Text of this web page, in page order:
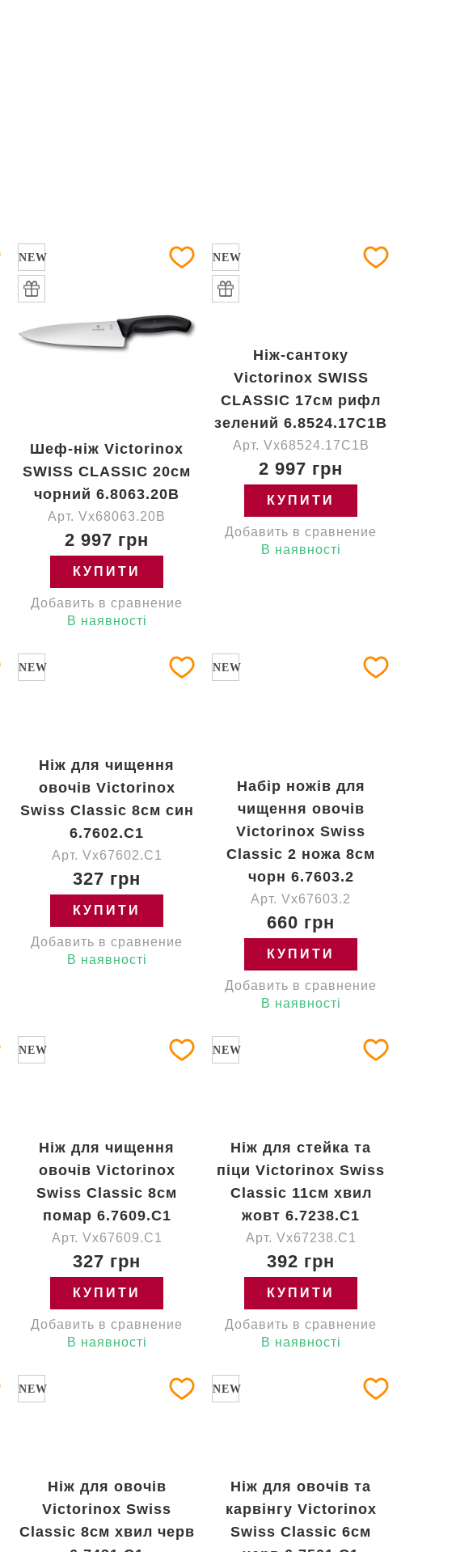
NEW
Шеф-ніж Victorinox
SWISS CLASSIC 20см
чорний 6.8063.20B
Арт. Vx68063.20B
2 997 грн
КУПИТИ
Добавить в сравнение
В наявності
NEW
Ніж-сантоку
Victorinox SWISS
CLASSIC 17см рифл
зелений 6.8524.17C1B
Арт. Vx68524.17C1B
2 997 грн
КУПИТИ
Добавить в сравнение
В наявності
NEW
Ніж для чищення
овочів Victorinox
Swiss Classic 8см син
6.7602.C1
Арт. Vx67602.C1
327 грн
КУПИТИ
Добавить в сравнение
В наявності
NEW
Набір ножів для
чищення овочів
Victorinox Swiss
Classic 2 ножа 8см
чорн 6.7603.2
Арт. Vx67603.2
660 грн
КУПИТИ
Добавить в сравнение
В наявності
NEW
Ніж для чищення
овочів Victorinox
Swiss Classic 8см
помар 6.7609.C1
Арт. Vx67609.C1
327 грн
КУПИТИ
Добавить в сравнение
В наявності
NEW
Ніж для стейка та
піци Victorinox Swiss
Classic 11см хвил
жовт 6.7238.C1
Арт. Vx67238.C1
392 грн
КУПИТИ
Добавить в сравнение
В наявності
NEW
Ніж для овочів
Victorinox Swiss
Classic 8см хвил черв
NEW
Ніж для овочів та
карвінгу Victorinox
Swiss Classic 6см